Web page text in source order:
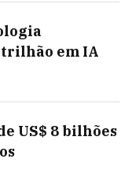
trilhão em IA
US$ 8 bilhões